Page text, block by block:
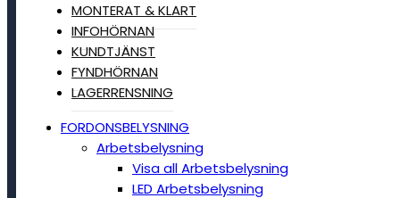
MONTERAT & KLART
INFOHÖRNAN
KUNDTJÄNST
FYNDHÖRNAN
LAGERRENSNING
FORDONSBELYSNING
Arbetsbelysning
Visa all Arbetsbelysning
LED Arbetsbelysning